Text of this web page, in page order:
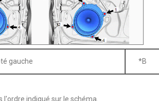
gauche *B
l'ordre indiqué sur le schéma.